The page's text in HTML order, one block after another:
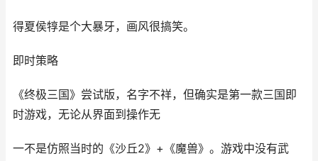
得夏侯犉是个大暴牙，画风很搞笑。
即时策略
《终极三国》尝试版，名字不祥，但确实是第一款三国即
时游戏，无论从界面到操作无
一不是仿照当时的《沙丘2》+《魔兽》。游戏中没有武